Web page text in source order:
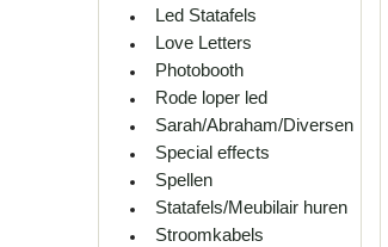
Led Statafels
Love Letters
Photobooth
Rode loper led
Sarah/Abraham/Diversen
Special effects
Spellen
Statafels/Meubilair huren
Stroomkabels